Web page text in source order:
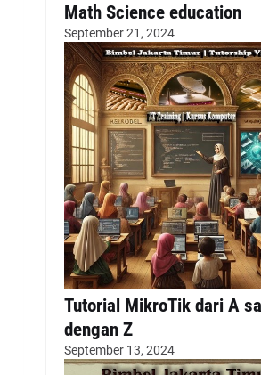
Math Science education
September 21, 2024
Tutorial MikroTik dari A
dengan Z
September 13, 2024